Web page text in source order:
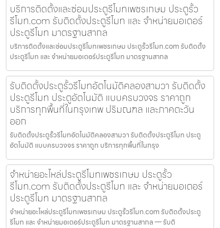
บริการติดตั้งและซ่อมประตูรีโมทเพชรเกษม ประตูรั้ว
รีโมท.com รับติดตั้งประตูรีโมท และ จำหน่ายมอเตอร์
ประตูรีโมท มาตรฐานสากล
บริการติดตั้งและซ่อมประตูรีโมทเพชรเกษม ประตูรั้วรีโมท.com รับติดตั้ง
ประตูรีโมท และ จำหน่ายมอเตอร์ประตูรีโมท มาตรฐานสากล
รับติดตั้งประตูรั้วรีโมทอัตโนมัติคลองสามวา รับติดตั้ง
ประตูรีโมท ประตูอัตโนมัติ แบบครบวงจร ราคาถูก
บริการทุกพื้นที่ในกรุงเทพ ปริมณฑล และภาคตะวัน
ออก
รับติดตั้งประตูรั้วรีโมทอัตโนมัติคลองสามวา รับติดตั้งประตูรีโมท ประตู
อัตโนมัติ แบบครบวงจร ราคาถูก บริการทุกพื้นที่ในกรุง
จำหน่ายอะไหล่ประตูรีโมทเพชรเกษม ประตูรั้ว
รีโมท.com รับติดตั้งประตูรีโมท และ จำหน่ายมอเตอร์
ประตูรีโมท มาตรฐานสากล
จำหน่ายอะไหล่ประตูรีโมทเพชรเกษม ประตูรั้วรีโมท.com รับติดตั้งประตู
รีโมท และ จำหน่ายมอเตอร์ประตูรีโมท มาตรฐานสากล — รับติ